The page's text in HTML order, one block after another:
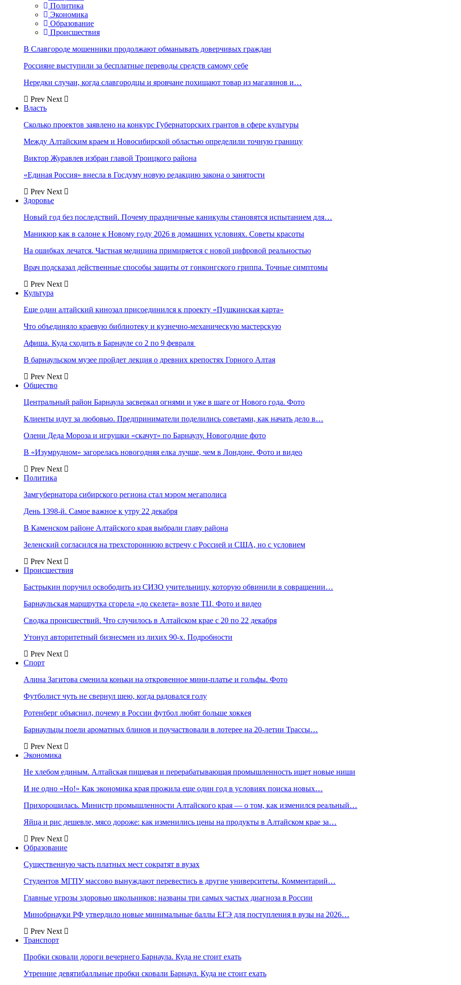
Политика
Экономика
Образование
Происшествия
В Славгороде мошенники продолжают обманывать доверчивых граждан
Россияне выступили за бесплатные переводы средств самому себе
Нередки случаи, когда славгородцы и яровчане похищают товар из магазинов и…
Prev Next
Власть
Сколько проектов заявлено на конкурс Губернаторских грантов в сфере культуры
Между Алтайским краем и Новосибирской областью определили точную границу
Виктор Журавлев избран главой Троицкого района
«Единая Россия» внесла в Госдуму новую редакцию закона о занятости
Prev Next
Здоровье
Новый год без последствий. Почему праздничные каникулы становятся испытанием для…
Маникюр как в салоне к Новому году 2026 в домашних условиях. Советы красоты
На ошибках лечатся. Частная медицина примиряется с новой цифровой реальностью
Врач подсказал действенные способы защиты от гонконгского гриппа. Точные симптомы
Prev Next
Культура
Еще один алтайский кинозал присоединился к проекту «Пушкинская карта»
Что объединяло краевую библиотеку и кузнечно-механическую мастерскую
Афиша. Куда сходить в Барнауле со 2 по 9 февраля
В барнаульском музее пройдет лекция о древних крепостях Горного Алтая
Prev Next
Общество
Центральный район Барнаула засверкал огнями и уже в шаге от Нового года. Фото
Клиенты идут за любовью. Предприниматели поделились советами, как начать дело в…
Олени Деда Мороза и игрушки «скачут» по Барнаулу. Новогодние фото
В «Изумрудном» загорелась новогодняя елка лучше, чем в Лондоне. Фото и видео
Prev Next
Политика
Замгубернатора сибирского региона стал мэром мегаполиса
День 1398-й. Самое важное к утру 22 декабря
В Каменском районе Алтайского края выбрали главу района
Зеленский согласился на трехстороннюю встречу с Россией и США, но с условием
Prev Next
Происшествия
Бастрыкин поручил освободить из СИЗО учительницу, которую обвинили в совращении…
Барнаульская маршрутка сгорела «до скелета» возле ТЦ. Фото и видео
Сводка происшествий. Что случилось в Алтайском крае с 20 по 22 декабря
Утонул авторитетный бизнесмен из лихих 90-х. Подробности
Prev Next
Спорт
Алина Загитова сменила коньки на откровенное мини-платье и гольфы. Фото
Футболист чуть не свернул шею, когда радовался голу
Ротенберг объяснил, почему в России футбол любят больше хоккея
Барнаульцы поели ароматных блинов и поучаствовали в лотерее на 20-летии Трассы…
Prev Next
Экономика
Не хлебом единым. Алтайская пищевая и перерабатывающая промышленность ищет новые ниши
И не одно «Но!» Как экономика края прожила еще один год в условиях поиска новых…
Прихорошилась. Министр промышленности Алтайского края — о том, как изменился реальный…
Яйца и рис дешевле, мясо дороже: как изменились цены на продукты в Алтайском крае за…
Prev Next
Образование
Существенную часть платных мест сократят в вузах
Студентов МГПУ массово вынуждают перевестись в другие университеты. Комментарий…
Главные угрозы здоровью школьников: названы три самых частых диагноза в России
Минобрнауки РФ утвердило новые минимальные баллы ЕГЭ для поступления в вузы на 2026…
Prev Next
Транспорт
Пробки сковали дороги вечернего Барнаула. Куда не стоит ехать
Утренние девятибалльные пробки сковали Барнаул. Куда не стоит ехать